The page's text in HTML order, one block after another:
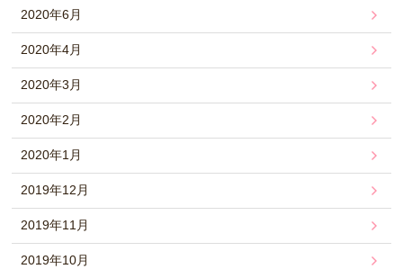
2020年6月
2020年4月
2020年3月
2020年2月
2020年1月
2019年12月
2019年11月
2019年10月